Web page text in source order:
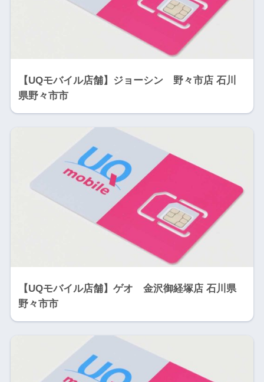
【UQモバイル店舗】ジョーシン 野々市店 石川
県野々市市
【UQモバイル店舗】ゲオ 金沢御経塚店 石川県
野々市市